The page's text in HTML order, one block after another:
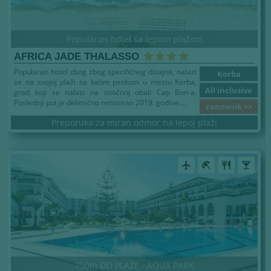
Popularan hotel sa lepom plažom
AFRICA JADE THALASSO
Korba
All inclusive
cenovnik >>
Popularan hotel zbog zbog specifičnog dizajna, nalazi
se na svojoj plaži sa belim peskom u mestu Korba,
grad koji se nalazi na istočnoj obali Cap Bon-a.
Poslednji put je delimično renoviran 2019. godine....
Preporuka za miran odmor na lepoj plaži
airplanemode_active beach_access restaurant local_bar
250m OD PLAŽE - AQUA PARK